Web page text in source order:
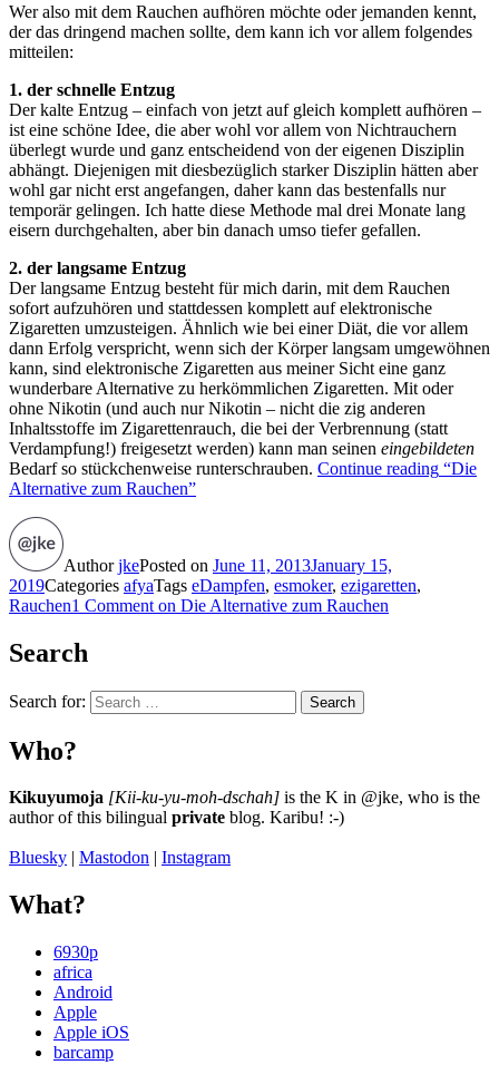
Wer also mit dem Rauchen aufhören möchte oder jemanden kennt,
der das dringend machen sollte, dem kann ich vor allem folgendes
mitteilen:
1. der schnelle Entzug
Der kalte Entzug – einfach von jetzt auf gleich komplett aufhören –
ist eine schöne Idee, die aber wohl vor allem von Nichtrauchern
überlegt wurde und ganz entscheidend von der eigenen Disziplin
abhängt. Diejenigen mit diesbezüglich starker Disziplin hätten aber
wohl gar nicht erst angefangen, daher kann das bestenfalls nur
temporär gelingen. Ich hatte diese Methode mal drei Monate lang
eisern durchgehalten, aber bin danach umso tiefer gefallen.
2. der langsame Entzug
Der langsame Entzug besteht für mich darin, mit dem Rauchen
sofort aufzuhören und stattdessen komplett auf elektronische
Zigaretten umzusteigen. Ähnlich wie bei einer Diät, die vor allem
dann Erfolg verspricht, wenn sich der Körper langsam umgewöhnen
kann, sind elektronische Zigaretten aus meiner Sicht eine ganz
wunderbare Alternative zu herkömmlichen Zigaretten. Mit oder
ohne Nikotin (und auch nur Nikotin – nicht die zig anderen
Inhaltsstoffe im Zigarettenrauch, die bei der Verbrennung (statt
Verdampfung!) freigesetzt werden) kann man seinen eingebildeten
Bedarf so stückchenweise runterschrauben. Continue reading “Die
Alternative zum Rauchen”
AuthorjkePosted on June 11, 2013January 15,
2019Categories afyaTags eDampfen, esmoker, ezigaretten,
Rauchen1 Comment on Die Alternative zum Rauchen
Search
Search for: Search
Who?
Kikuyumoja [Kii-ku-yu-moh-dschah] is the K in @jke, who is the
author of this bilingual private blog. Karibu! :-)
Bluesky | Mastodon | Instagram
What?
6930p
africa
Android
Apple
Apple iOS
barcamp